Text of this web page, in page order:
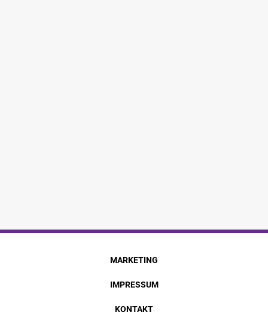
MARKETING
IMPRESSUM
KONTAKT